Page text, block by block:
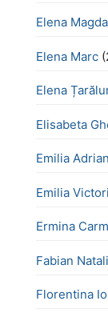
Elena
Elena Marc
Elena
Elisabeta
Emilia
Emilia
Ermina
Fabian
Florentina